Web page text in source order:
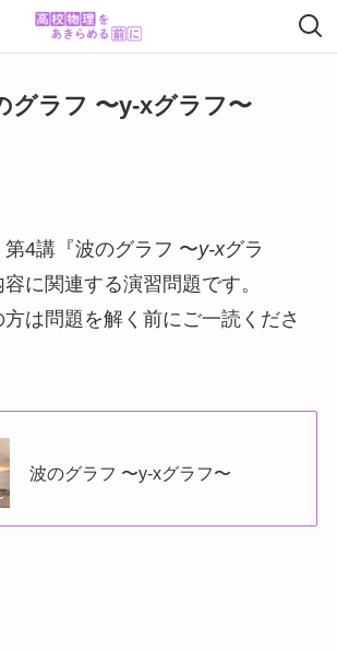
グラフ 〜y-xグラフ〜
4講『波のグラフ 〜y-xグラ
に関連する演習問題です。
は問題を解く前にご一読くださ
波のグラフ 〜y-xグラフ〜